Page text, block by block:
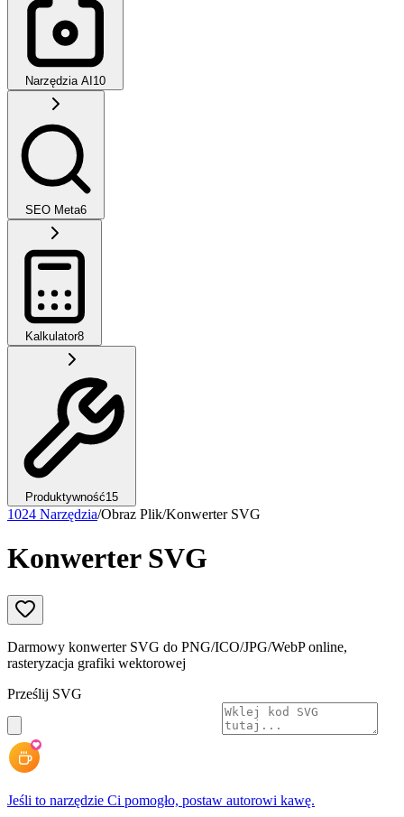
Narzędzia AI 10
SEO Meta6
Kalkulator8
Produktywność15
1024 Narzędzia/Obraz Plik/Konwerter SVG
Konwerter SVG
Darmowy konwerter SVG do PNG/ICO/JPG/WebP online,
rasteryzacja grafiki wektorowej
Prześlij SVG
Jeśli to narzędzie Ci pomogło, postaw autorowi kawę.